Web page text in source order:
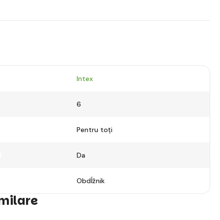
Intex
6
Pentru toți
Da
Obdĺžnik